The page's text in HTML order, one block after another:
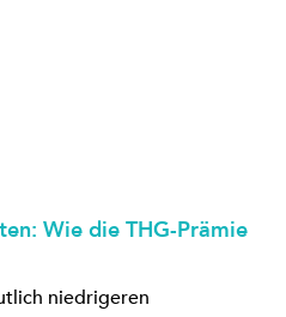
Wie die THG-Prämie
niedrigeren